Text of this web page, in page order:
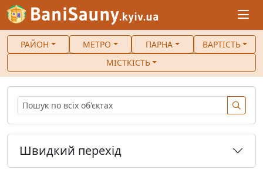
РАЙОН МЕТРО ПАРНА
ВАРТІСТЬ
МІСТКІСТЬ
Швидкий перехід